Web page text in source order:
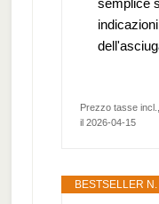
semplice
Prezzo tasse
il 2026-04-15
BESTSELLER N.